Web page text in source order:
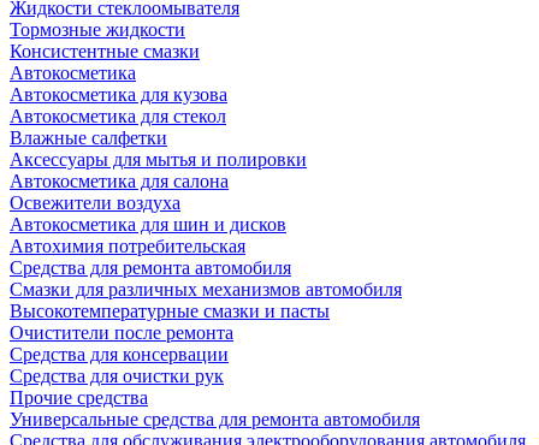
Жидкости стеклоомывателя
Тормозные жидкости
Консистентные смазки
Автокосметика
Автокосметика для кузова
Автокосметика для стекол
Влажные салфетки
Аксессуары для мытья и полировки
Автокосметика для салона
Освежители воздуха
Автокосметика для шин и дисков
Автохимия потребительская
Средства для ремонта автомобиля
Смазки для различных механизмов автомобиля
Высокотемпературные смазки и пасты
Очистители после ремонта
Средства для консервации
Средства для очистки рук
Прочие средства
Универсальные средства для ремонта автомобиля
Средства для обслуживания электрооборудования автомобиля